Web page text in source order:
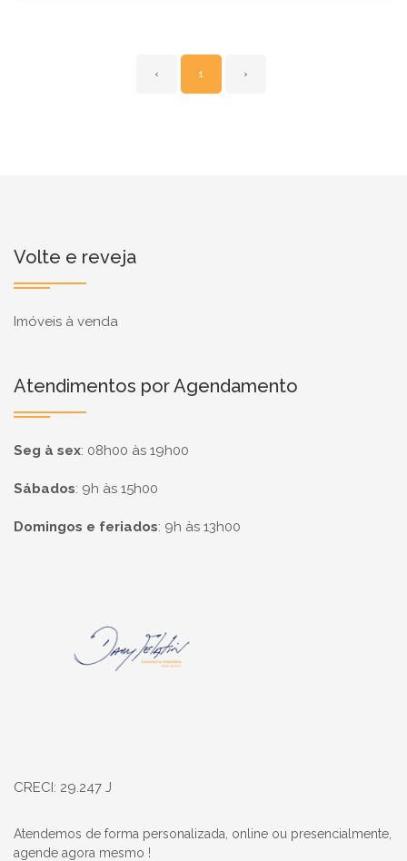
‹ 1 ›
Volte e reveja
Imóveis à venda
Atendimentos por Agendamento
Seg à sex: 08h00 às 19h00
Sábados: 9h às 15h00
Domingos e feriados: 9h às 13h00
CRECI: 29.247 J
Atendemos de forma personalizada, online ou presencialmente,
agende agora mesmo !